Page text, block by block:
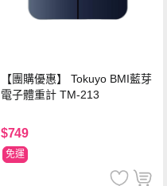
【團購優惠】 Tokuyo BMI藍芽
電子體重計 TM-213
$749
免運